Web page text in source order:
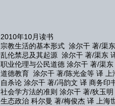
2010年10月读书
宗教生活的基本形式 涂尔干 著/渠
乱伦禁忌及其起源 涂尔干 著/渠东
职业伦理与公民道德 涂尔干 著/渠
道德教育 涂尔干 著/陈光金等 译 上
自杀论 涂尔干 著/冯韵文 译 商务印
社会学方法的准则 涂尔干 著/狄玉
生态政治 科尔曼 著/梅俊杰 译 上海